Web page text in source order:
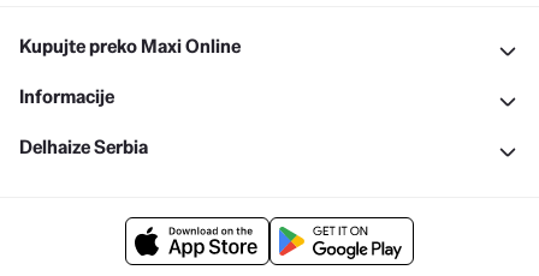
Kupujte preko Maxi Online
Informacije
Delhaize Serbia